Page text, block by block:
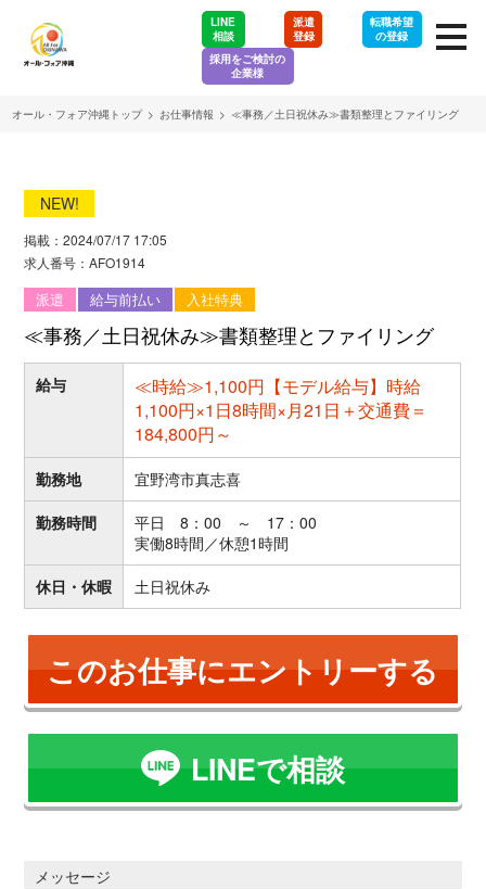
LINE
相談
派遣
登録
転職希望
の登録
採用をご検討の
企業様
オール・フォア沖縄トップ > お仕事情報 > ≪事務／土日祝休み≫書類整理とファイリング
NEW!
掲載：2024/07/17 17:05
求人番号：AFO1914
派遣 給与前払い 入社特典
≪事務／土日祝休み≫書類整理とファイリング
給与
≪時給≫1,100円【モデル給与】時給
1,100円×1日8時間×月21日＋交通費＝
184,800円～
勤務地
宜野湾市真志喜
勤務時間
平日 8：00 ～ 17：00
実働8時間／休憩1時間
休日・休暇
土日祝休み
このお仕事にエントリーする
LINEで相談
メッセージ